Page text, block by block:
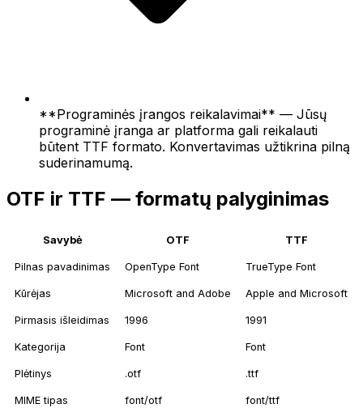
**Programinės įrangos reikalavimai** — Jūsų
programinė įranga ar platforma gali reikalauti
būtent TTF formato. Konvertavimas užtikrina pilną
suderinamumą.
OTF ir TTF — formatų palyginimas
Savybė OTF TTF
Pilnas pavadinimas OpenType Font TrueType Font
Kūrėjas Microsoft and Adobe Apple and Microsoft
Pirmasis išleidimas 1996 1991
Kategorija Font Font
Plėtinys .otf .ttf
MIME tipas font/otf font/ttf